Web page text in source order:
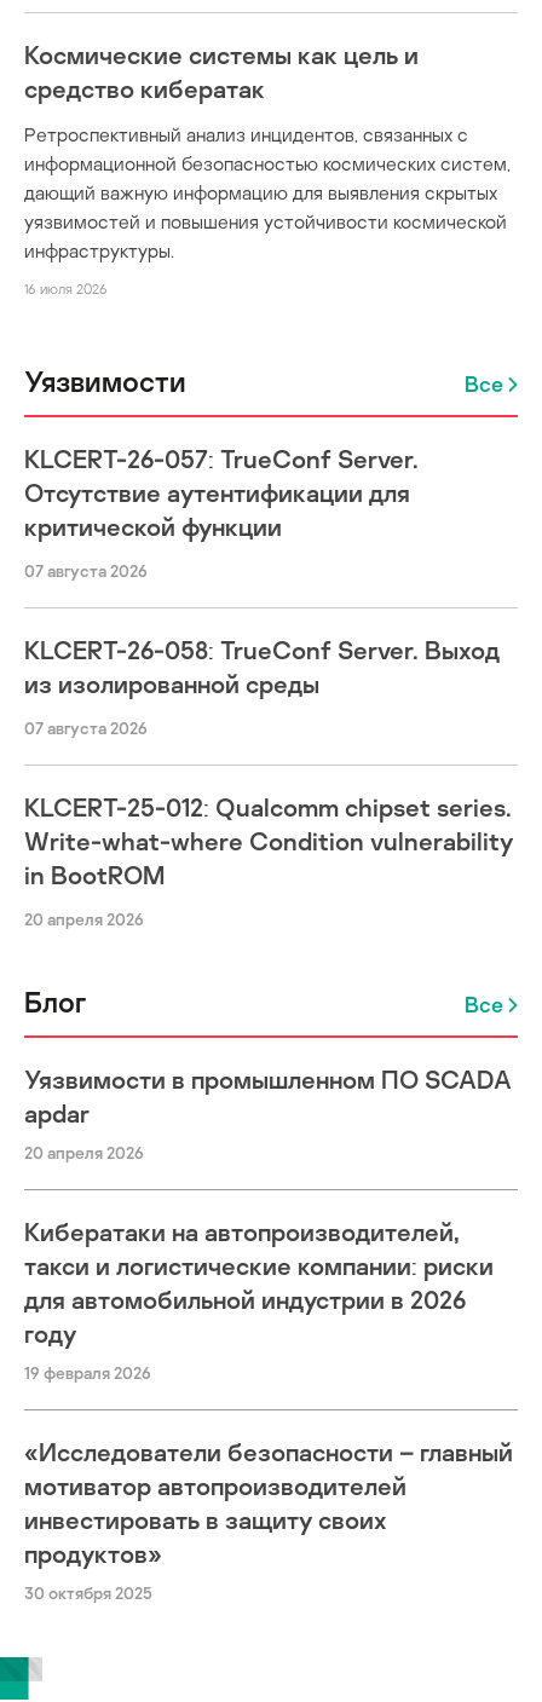
Космические системы как цель и
средство кибератак
Ретроспективный анализ инцидентов, связанных с
информационной безопасностью космических систем,
дающий важную информацию для выявления скрытых
уязвимостей и повышения устойчивости космической
инфраструктуры.
16 июля 2026
Уязвимости Все
KLCERT-26-057: TrueConf Server.
Отсутствие аутентификации для
критической функции
07 августа 2026
KLCERT-26-058: TrueConf Server. Выход
из изолированной среды
07 августа 2026
KLCERT-25-012: Qualcomm chipset series.
Write-what-where Condition vulnerability
in BootROM
20 апреля 2026
Блог Все
Уязвимости в промышленном ПО SCADA
apdar
20 апреля 2026
Кибератаки на автопроизводителей,
такси и логистические компании: риски
для автомобильной индустрии в 2026
году
19 февраля 2026
«Исследователи безопасности – главный
мотиватор автопроизводителей
инвестировать в защиту своих
продуктов»
30 октября 2025